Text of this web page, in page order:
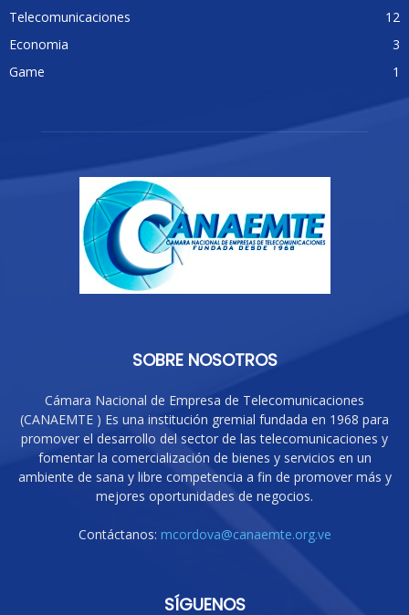
Telecomunicaciones
12
Economia
3
Game
1
SOBRE NOSOTROS
Cámara Nacional de Empresa de Telecomunicaciones
(CANAEMTE ) Es una institución gremial fundada en 1968 para
promover el desarrollo del sector de las telecomunicaciones y
fomentar la comercialización de bienes y servicios en un
ambiente de sana y libre competencia a fin de promover más y
mejores oportunidades de negocios.
Contáctanos: mcordova@canaemte.org.ve
SÍGUENOS